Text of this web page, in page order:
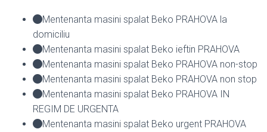
Mentenanta masini spalat Beko PRAHOVA la
domiciliu
Mentenanta masini spalat Beko ieftin PRAHOVA
Mentenanta masini spalat Beko PRAHOVA non-stop
Mentenanta masini spalat Beko PRAHOVA non stop
Mentenanta masini spalat Beko PRAHOVA IN
REGIM DE URGENTA
Mentenanta masini spalat Beko urgent PRAHOVA